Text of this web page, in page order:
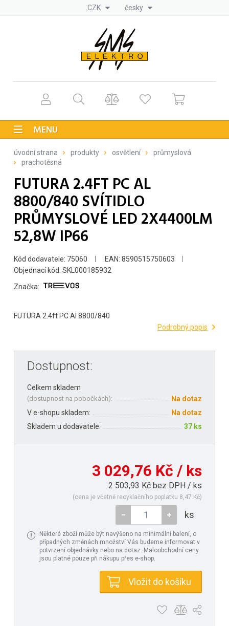
CZK česky
MENU
úvodní strana produkty osvětlení
průmyslová
prachotěsná
FUTURA 2.4FT PC AL
8800/840 SVÍTIDLO
PRŮMYSLOVÉ LED 2X4400LM
52,8W IP66
Kód dodavatele: 75060
EAN: 8590515750603
Objednací kód: SKL000185932
Značka:
FUTURA 2.4ft PC Al 8800/840
Podrobný popis
Dostupnost:
Celkem skladem
(dostupnost na pobočkách):
Na dotaz
V e-shopu skladem:
Na dotaz
Skladem u dodavatele:
37 ks
3 029,76 Kč / ks
2 503,93 Kč bez DPH / ks
(cena je včetně recyklačního poplatku 8,47 Kč)
ks
Některé zboží může být navýšeno na minimální balení, o
případných změnách množství Vás budeme informovat v
potvrzení objednávky nebo na dotaz. Maloobchodní ceny
jsou platné pouze při nákupu přes e-shop.
Vložit do košíku